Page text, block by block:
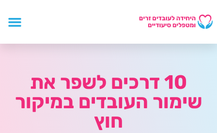
10 דרכים לשפר את
שימור העובדים במיקור
חוץ